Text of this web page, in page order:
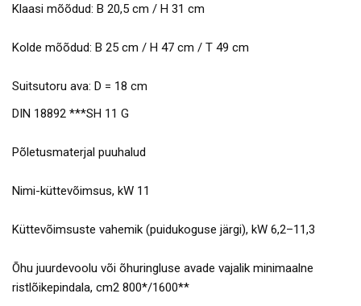
Klaasi mõõdud: B 20,5 cm / H 31 cm
Kolde mõõdud: B 25 cm / H 47 cm / T 49 cm
Suitsutoru ava: D = 18 cm
DIN 18892 ***SH 11 G
Põletusmaterjal puuhalud
Nimi-küttevõimsus, kW 11
Küttevõimsuste vahemik (puidukoguse järgi), kW 6,2–11,3
Õhu juurdevoolu või õhuringluse avade vajalik minimaalne
ristlõikepindala, cm2 800*/1600**